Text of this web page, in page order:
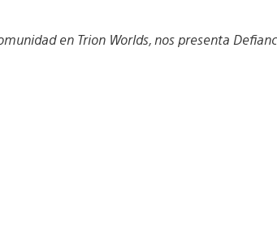
en Trion Worlds, nos presenta